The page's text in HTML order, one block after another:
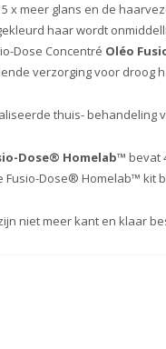
x meer glans en de
haar wordt
Dose Concentré Oléo
verzorging voor droog
thuis- behandeling
Dose® Homelab™ bevat
Fusio-Dose® Homelab™ kit
niet meer kant en klaar